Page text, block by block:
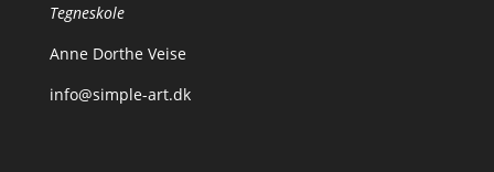
Tegneskole
Anne Dorthe Veise
info@simple-art.dk